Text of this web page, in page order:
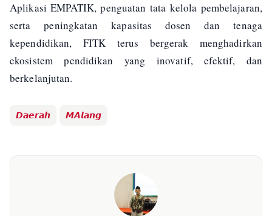
Aplikasi EMPATIK, penguatan tata kelola pembelajaran,
serta peningkatan kapasitas dosen dan tenaga
kependidikan, FITK terus bergerak menghadirkan
ekosistem pendidikan yang inovatif, efektif, dan
berkelanjutan.
𝘿𝙖𝙚𝙧𝙖𝙝 𝙈𝘼𝙡𝙖𝙣𝙜